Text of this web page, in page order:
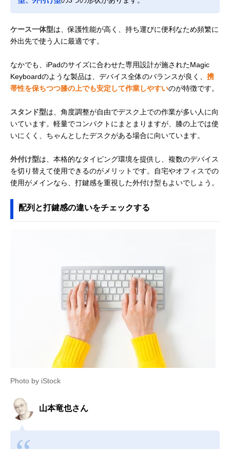
ケース一体型は、保護性能が高く、持ち運びに便利なため頻繁に
外出先で使う人に最適です。
なかでも、iPadのサイズに合わせた専用設計が施されたMagic
Keyboardのような製品は、デバイス全体のバランスが良く、 携
帯性を保ちつつ膝の上でも安定して作業しやすいのが特徴です。
スタンド型は、角度調整が自由でデスク上での作業が多い人に向
いています。軽量でコンパクトにまとまりますが、膝の上では使
いにくく、ちゃんとしたデスクがある場合に向いています。
外付け型は、本格的なタイピング環境を提供し、複数のデバイス
を切り替えて使用できるのがメリットです。自宅やオフィスでの
使用がメインなら、打鍵感を重視した外付け型もよいでしょう。
配列と打鍵感の違いをチェックする
Photo by iStock
山本竜也さん